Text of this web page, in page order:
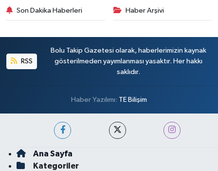
Son Dakika Haberleri Haber Arşivi
RSS
Bolu Takip Gazetesi olarak, haberlerimizin kaynak
gösterilmeden yayımlanması yasaktır. Her hakkı
saklıdır.
Haber Yazılımı: TE Bilişim
Ana Sayfa
Kategoriler